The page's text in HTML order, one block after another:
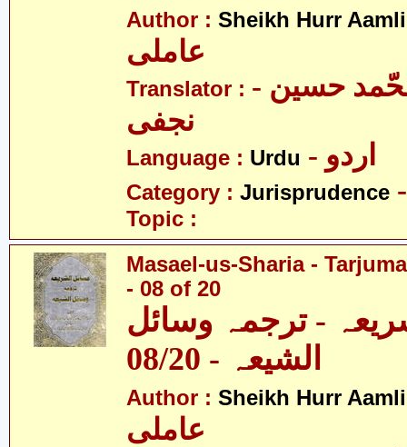
Author : Sheikh Hurr Aamli
عاملی
Translator : - آیت اللہ محّمد حسین
نجفی
Language : Urdu - اردو
Category : Jurisprudence
Topic :
Masael-us-Sharia -
- 08 of 20
- ترجمہ وسائل
الشیعہ - 08/20
Author : Sheikh Hurr Aamli
عاملی